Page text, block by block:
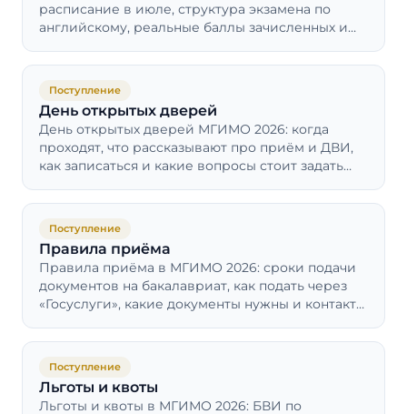
расписание в июле, структура экзамена по
английскому, реальные баллы зачисленных и
Поступление
День открытых дверей
День открытых дверей МГИМО 2026: когда
проходят, что рассказывают про приём и ДВИ,
как записаться и какие вопросы стоит задать
Поступление
Правила приёма
Правила приёма в МГИМО 2026: сроки подачи
документов на бакалавриат, как подать через
«Госуслуги», какие документы нужны и контакты
Поступление
Льготы и квоты
Льготы и квоты в МГИМО 2026: БВИ по